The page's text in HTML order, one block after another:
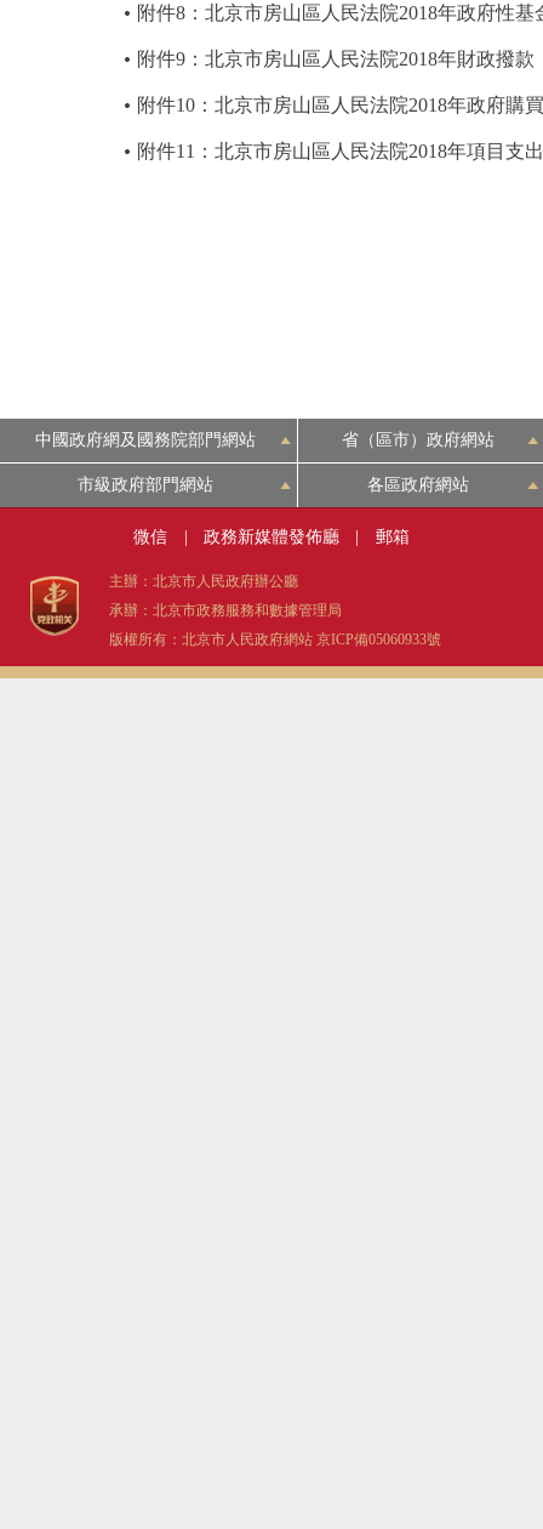
附件8：北京市房山區人民法院2018年政府性
附件9：北京市房山區人民法院2018年財政撥
附件10：北京市房山區人民法院2018年政府購
附件11：北京市房山區人民法院2018年項目支
中國政府網及國務院部門網站 省（區市）政府網站
市級政府部門網站 各區政府網站
微信 政務新媒體發佈廳 郵箱
主辦：北京市人民政府辦公廳
承辦：北京市政務服務和數據管理局
版權所有：北京市人民政府網站 京ICP備05060933號